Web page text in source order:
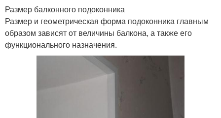
Размер балконного подоконника
Размер и геометрическая форма подоконника главным
образом зависят от величины балкона, а также его
функционального назначения.